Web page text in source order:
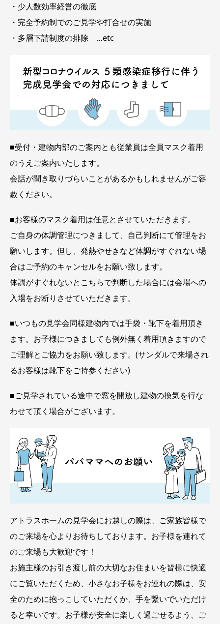
・少人数効率経営の徹底
・完全予約制でのご見学や打合せの実施
・多層下請制度の排除 …etc
■受付・建物内部のご案内とも従業員は全員マスク着用
のうえご案内いたします。
会話が聞き取りづらいことがあるかもしれませんがご容
赦ください。
■お客様のマスク着用は任意とさせていただきます。
ご自身の体調管理につきまして、自己判断にて管理をお
願いします。但し、発熱やせきなど体調がすぐれない場
合はご予約のキャンセルをお願い致します。
体調がすぐれないとこちらで判断した場合には会場への
入場をお断りさせていただきます。
■いつもの見学会同様建物内では手袋・靴下を着用頂き
ます。お子様につきましても例外無く着用頂きますので
ご理解とご協力をお願い致します。(サンダルで来場され
るお客様は靴下をご持参ください)
■ご見学されている途中で窓を開放し建物の換気を行な
わせて頂く場合がございます。
アトラスホームの見学会にお越しの際は、ご家族皆様で
のご来場を心よりお待ちしております。お子様を連れて
のご来場も大歓迎です！
お施主様のお引き渡し前の大切なお住まいを皆様に快適
にご覧いただくため、小さなお子様をお連れの際は、安
全のために抱っこしていただくか、手を繋いでいただけ
ると幸いです。お子様が安全に楽しく過ごせるよう、ご